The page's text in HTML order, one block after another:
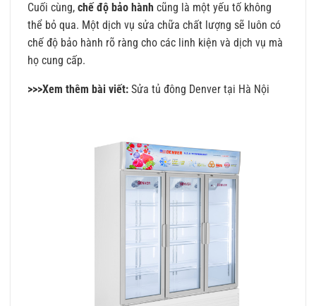
Cuối cùng, chế độ bảo hành cũng là một yếu tố không
thể bỏ qua. Một dịch vụ sửa chữa chất lượng sẽ luôn có
chế độ bảo hành rõ ràng cho các linh kiện và dịch vụ mà
họ cung cấp.
>>>Xem thêm bài viết: Sửa tủ đông Denver tại Hà Nội